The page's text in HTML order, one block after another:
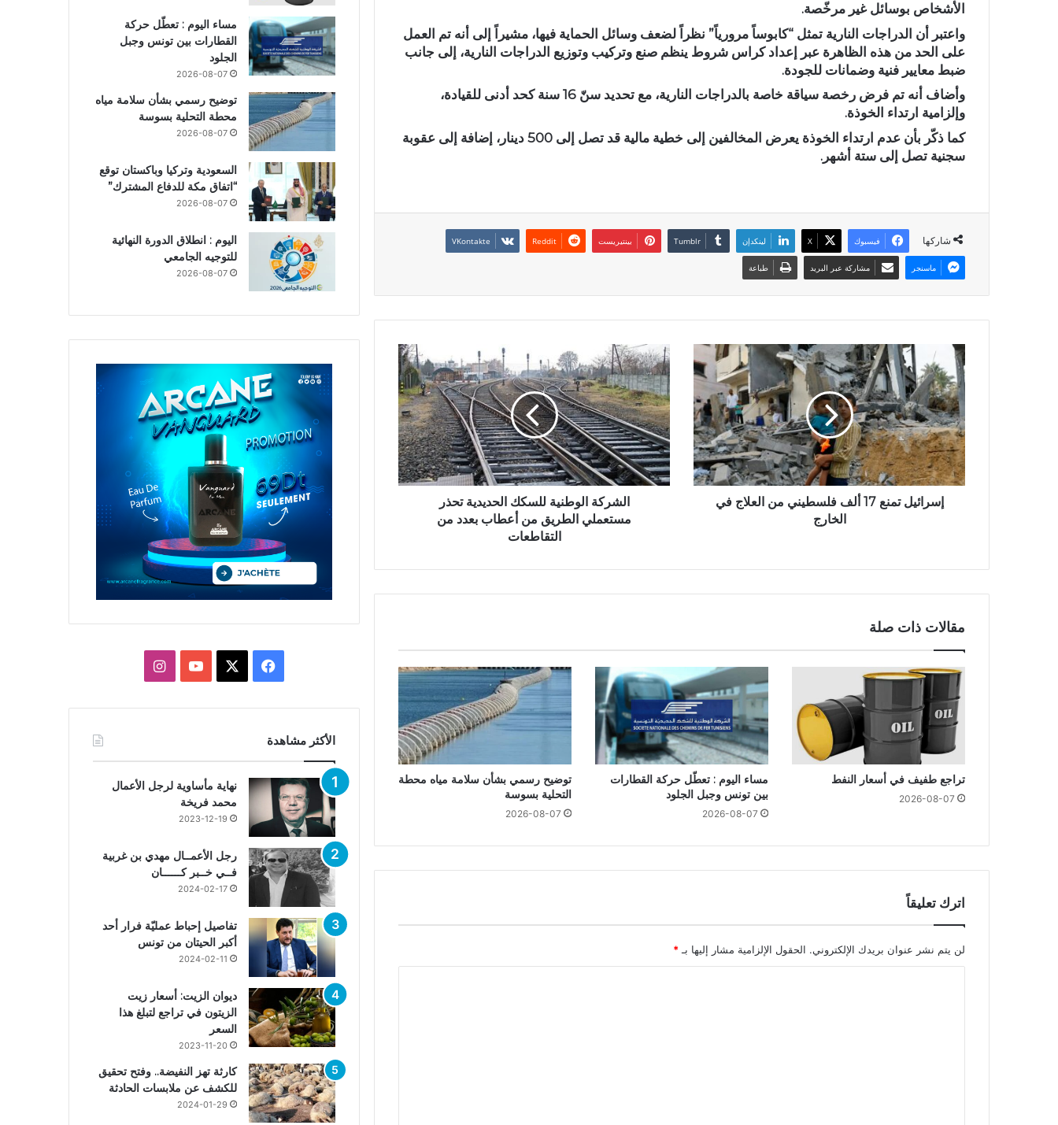
الأشخاص بوسائل غير مرخّصة.
واعتبر أن الدراجات النارية تمثل “كابوساً مرورياً” نظراً لضعف وسائل الحماية فيها، مشيراً إلى أنه تم العمل
على الحد من هذه الظاهرة عبر إعداد كراس شروط ينظم صنع وتركيب وتوزيع الدراجات النارية، إلى جانب
ضبط معايير فنية وضمانات للجودة.
وأضاف أنه تم فرض رخصة سياقة خاصة بالدراجات النارية، مع تحديد سنّ 16 سنة كحد أدنى للقيادة،
وإلزامية ارتداء الخوذة.
كما ذكّر بأن عدم ارتداء الخوذة يعرض المخالفين إلى خطية مالية قد تصل إلى 500 دينار، إضافة إلى عقوبة
سجنية تصل إلى ستة أشهر.
شاركها فيسبوك X لينكدإن بينتيريست
ماسنجر مشاركة عبر البريد طباعة
إسرائيل تمنع 17 ألف فلسطيني من العلاج في
الخارج
الشركة الوطنية للسكك الحديدية تحذر
مستعملي الطريق من أعطاب بعدد من
التقاطعات
مقالات ذات صلة
تراجع طفيف في أسعار النفط
2026-08-07
مساء اليوم : تعطّل حركة القطارات
بين تونس وجبل الجلود
2026-08-07
توضيح رسمي بشأن سلامة مياه محطة
التحلية بسوسة
2026-08-07
اترك تعليقاً
لن يتم نشر عنوان بريدك الإلكتروني. الحقول الإلزامية مشار إليها بـ *
مساء اليوم : تعطّل حركة
القطارات بين تونس وجبل
الجلود
2026-08-07
توضيح رسمي بشأن سلامة مياه
محطة التحلية بسوسة
2026-08-07
السعودية وتركيا وباكستان توقع
“اتفاق مكة للدفاع المشترك”
2026-08-07
اليوم : انطلاق الدورة النهائية
للتوجيه الجامعي
2026-08-07
فيسبوك يوتيوبانستقرام
الأكثر مشاهدة
نهاية مأساوية لرجل الأعمال
محمد فريخة
2023-12-19
رجل الأعمــال مهدي بن غربية
فــي خــبر كــــــان
2024-02-17
تفاصيل إحباط عمليّة فرار أحد
أكبر الحيتان من تونس
2024-02-11
ديوان الزيت: أسعار زيت
الزيتون في تراجع لتبلغ هذا
السعر
2023-11-20
كارثة تهز النفيضة.. وفتح تحقيق
للكشف عن ملابسات الحادثة
2024-01-29